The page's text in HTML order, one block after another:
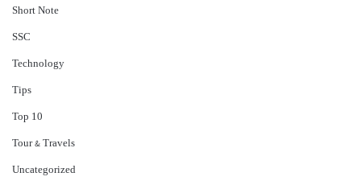
Short Note
‍SSC
Technology
Tips
Top 10
Tour & Travels
Uncategorized